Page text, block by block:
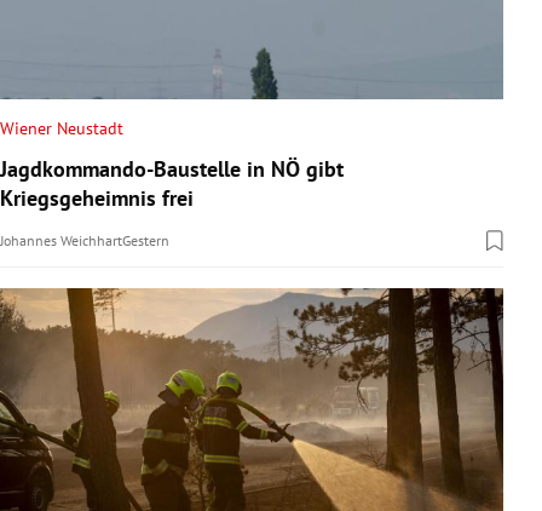
Wiener Neustadt
Jagdkommando-Baustelle in NÖ gibt
Kriegsgeheimnis frei
Johannes WeichhartGestern